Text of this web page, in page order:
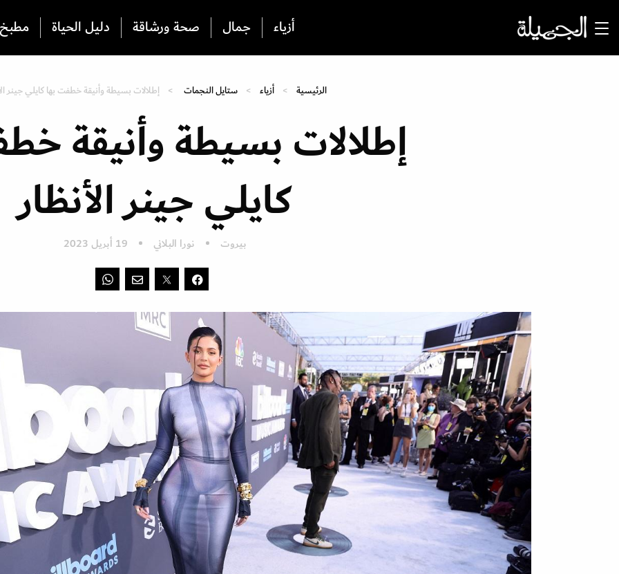
أزياء جمال صحة ورشاقة دليل الحياة
الرئيسية أزياء ستايل النجمات إطلالات بسيطة وأنيقة خطفت بها كايلي جينر
إطلالات بسيطة وأنيقة
كايلي جينر الأنظار
بيروت نورا البلاني 19 أبريل 2023